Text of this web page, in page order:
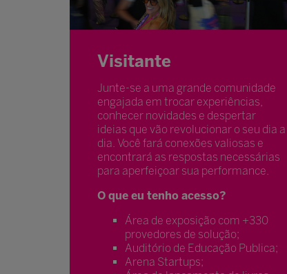
Visitante
Junte-se a uma grande comunidade
engajada em trocar experiências,
conhecer novidades e despertar
ideias que vão revolucionar o seu dia a
dia. Você fará conexões valiosas e
encontrará as respostas necessárias
para aperfeiçoar sua performance.
O que eu tenho acesso?
Área de exposição com +330
provedores de solução;
Auditório de Educação Publica;
Arena Startups;